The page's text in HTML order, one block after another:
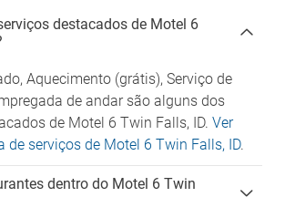
destacados de Motel 6
Aquecimento (grátis), Serviço de
de andar são alguns dos
de Motel 6 Twin Falls, ID. Ver
de serviços de Motel 6 Twin Falls, ID.
dentro do Motel 6 Twin